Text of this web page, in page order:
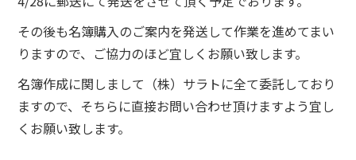
その後も名簿購入のご案内を発送して作業を進めてまい
りますので、ご協力のほど宜しくお願い致します。
名簿作成に関しまして（株）サラトに全て委託しており
ますので、そちらに直接お問い合わせ頂けますよう宜し
くお願い致します。